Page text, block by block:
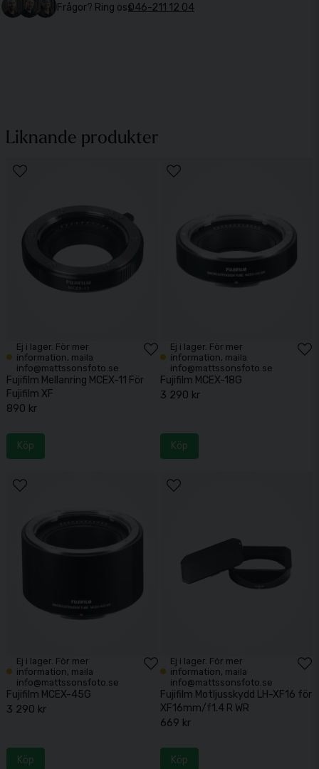
Frågor? Ring oss046-211 12 04
Liknande produkter
Ej i lager. För mer
information, maila
info@mattssonsfoto.se
Fujifilm Mellanring MCEX-11 För
Fujifilm XF
890 kr
Köp
Ej i lager. För mer
information, maila
info@mattssonsfoto.se
Fujifilm MCEX-18G
3 290 kr
Köp
Ej i lager. För mer
information, maila
info@mattssonsfoto.se
Fujifilm MCEX-45G
3 290 kr
Köp
Ej i lager. För mer
information, maila
info@mattssonsfoto.se
Fujifilm Motljusskydd LH-XF16 för
XF16mm/f1.4 R WR
669 kr
Köp